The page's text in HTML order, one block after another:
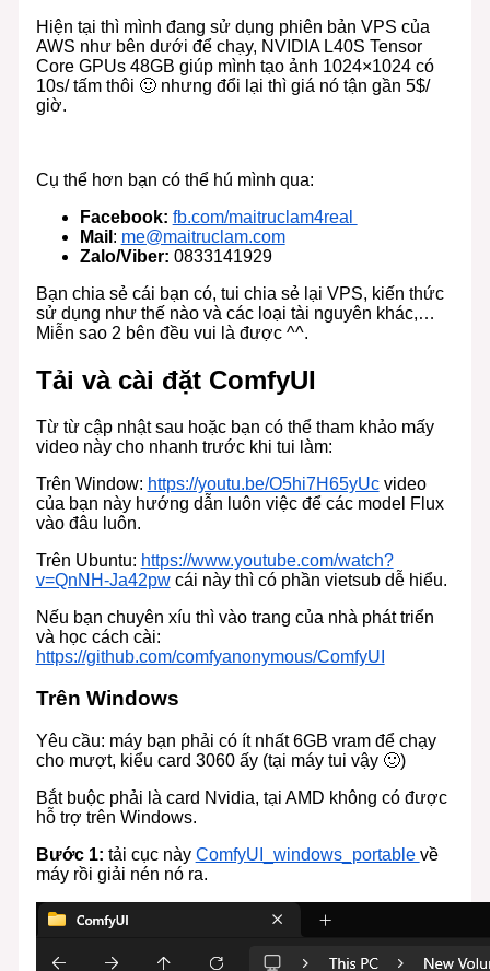
Hiện tại thì mình đang sử dụng phiên bản VPS của
AWS như bên dưới để chạy, NVIDIA L40S Tensor
Core GPUs 48GB giúp mình tạo ảnh 1024×1024 có
10s/ tấm thôi 🙂 nhưng đổi lại thì giá nó tận gần 5$/
giờ.
Cụ thể hơn bạn có thể hú mình qua:
Facebook: fb.com/maitruclam4real
Mail : me@maitruclam.com
Zalo/Viber: 0833141929
Bạn chia sẻ cái bạn có, tui chia sẻ lại VPS, kiến thức
sử dụng như thế nào và các loại tài nguyên khác,…
Miễn sao 2 bên đều vui là được ^^.
Tải và cài đặt ComfyUI
Từ từ cập nhật sau hoặc bạn có thể tham khảo mấy
video này cho nhanh trước khi tui làm:
Trên Window: https://youtu.be/O5hi7H65yUcvideo
của bạn này hướng dẫn luôn việc để các model Flux
vào đâu luôn.
Trên Ubuntu: https://www.youtube.com/watch?
v=QnNH-Ja42pwcái này thì có phần vietsub dễ hiểu.
Nếu bạn chuyên xíu thì vào trang của nhà phát triển
và học cách cài:
https://github.com/comfyanonymous/ComfyUI
Trên Windows
Yêu cầu: máy bạn phải có ít nhất 6GB vram để chạy
cho mượt, kiểu card 3060 ấy (tại máy tui vậy 🙂)
Bắt buộc phải là card Nvidia, tại AMD không có được
hỗ trợ trên Windows.
Bước 1: tải cục này ComfyUI_windows_portable về
máy rồi giải nén nó ra.